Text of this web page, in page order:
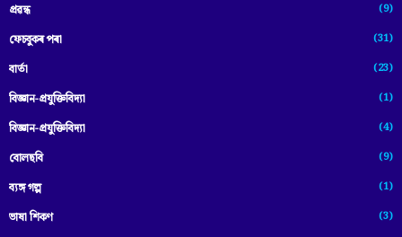
প্ৰৱন্ধ (9)
ফেচবুকৰ পৰা (31)
বাৰ্তা (23)
বিজ্ঞান-প্রযুক্তিবিদ্যা (1)
বিজ্ঞান-প্ৰযুক্তিবিদ্যা (4)
বোলছবি (9)
ব্যঙ্গ গল্প (1)
ভাষা শিকণ (3)